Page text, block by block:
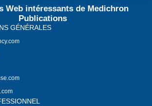
Web intéressants de Medichron
Publications
GÉNÉRALES